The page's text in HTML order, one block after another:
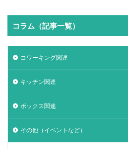
コラム（記事一覧）
コワーキング関連
キッチン関連
ボックス関連
その他（イベントなど）